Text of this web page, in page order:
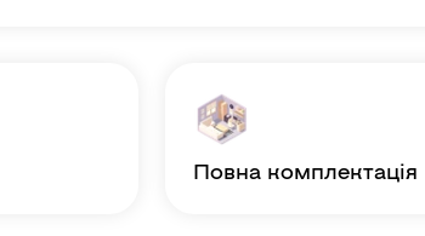
повна комплектація